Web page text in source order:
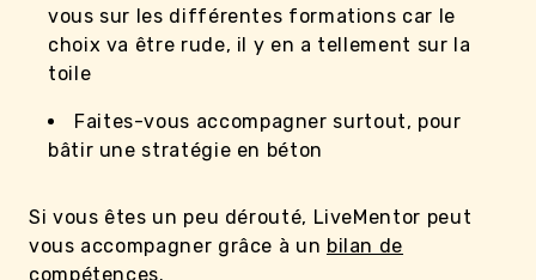
vous sur les différentes formations car le
choix va être rude, il y en a tellement sur la
toile
Faites-vous accompagner surtout, pour
bâtir une stratégie en béton
Si vous êtes un peu dérouté, LiveMentor peut
vous accompagner grâce à un bilan de
compétences.